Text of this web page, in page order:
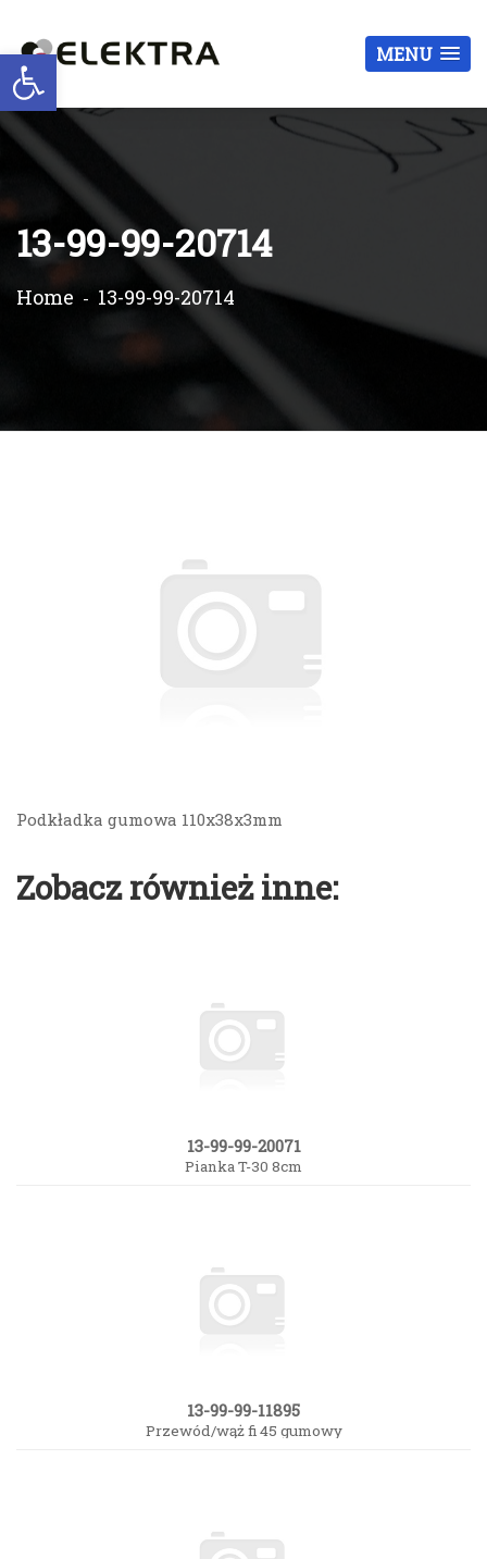
Otwórz pasek narzędzi MENU
13-99-99-20714
Home 13-99-99-20714
Podkładka gumowa 110x38x3mm
Zobacz również inne:
13-99-99-20071
Pianka T-30 8cm
13-99-99-11895
Przewód/wąż fi 45 gumowy